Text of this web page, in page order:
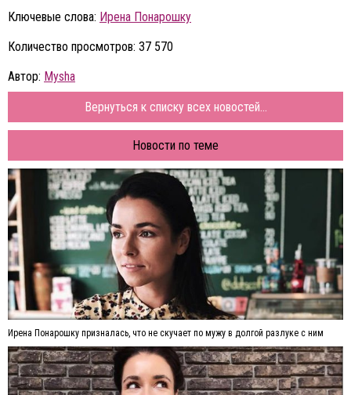
Ключевые слова: Ирена Понарошку
Количество просмотров: 37 570
Автор: Mysha
Вернуться к списку всех новостей...
Новости по теме
Ирена Понарошку призналась, что не скучает по мужу в долгой разлуке с ним